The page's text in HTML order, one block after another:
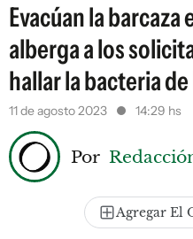
Evacúan la barcaza
alberga a los
hallar la bacteria
11 de agosto 2023 14:29 hs
Por
Agregar El